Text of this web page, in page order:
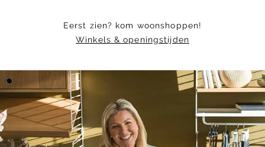
Eerst zien? kom woonshoppen!
Winkels & openingstijden